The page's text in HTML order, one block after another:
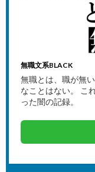
無職文系BLACK
無職とは、職が無
なことはない。 こ
った闇の記録。